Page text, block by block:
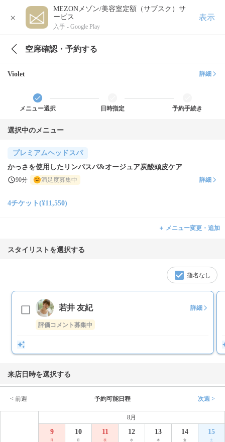
×
MEZONメゾン/美容室定額（サブスク）サ
ービス
入手 - Google Play
表示
空席確認・予約する
Violet 詳細
メニュー選択 日時指定 予約手続き
選択中のメニュー
プレミアムヘッドスパ
かっさを使用したリンパスパ&オージュア炭酸頭皮ケア
90分 満足度募集中 詳細
4チケット(¥11,550)
＋ メニュー変更・追加
スタイリストを選択する
指名なし
若井 友紀 詳細
評価コメント募集中
来店日時を選択する
< 前週 予約可能日程 次週 >
8月
9
日
10
月
11
祝
12
水
13
木
14
金
15
土